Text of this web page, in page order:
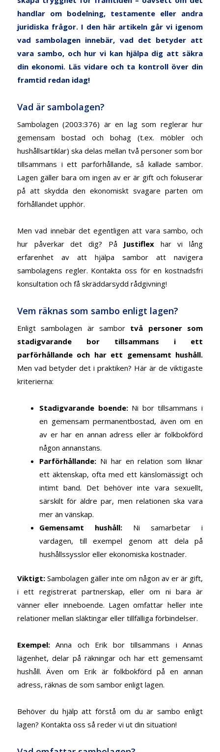
handlar om bodelning, testamente eller andra
juridiska frågor. I den här artikeln går vi igenom
vad sambolagen innebär, vad det betyder att
vara sambo, och hur vi kan hjälpa dig att säkra
din ekonomi. Läs vidare och ta kontroll över din
framtid redan idag!
Vad är sambolagen?
Sambolagen (2003:376) är en lag som reglerar hur
gemensam bostad och bohag (t.ex. möbler och
hushållsartiklar) ska delas mellan två personer som bor
tillsammans i ett parförhållande, så kallade sambor.
Lagen gäller bara om ingen av er är gift och fokuserar
på att skydda den ekonomiskt svagare parten om
förhållandet upphör.
Men vad innebär det egentligen att vara sambo, och
hur påverkar det dig? På Justiflex
har vi lång
erfarenhet av att hjälpa sambor att navigera
sambolagens regler. Kontakta oss för en kostnadsfri
konsultation och få skräddarsydd rådgivning!
Vem räknas som sambo enligt lagen?
Enligt sambolagen är sambor två personer som
stadigvarande bor tillsammans i ett
parförhållande och har ett gemensamt hushåll.
Men vad betyder det i praktiken? Här är de viktigaste
kriterierna:
Stadigvarande boende:Ni bor tillsammans i
en gemensam permanentbostad, även om en
av er har en annan adress eller är folkbokförd
någon annanstans.
Parförhållande: Ni har en relation som liknar
ett äktenskap, ofta med ett känslomässigt och
intimt band. Det behöver inte vara sexuellt,
särskilt för äldre par, men relationen ska vara
mer än vänskap.
Gemensamt hushåll: Ni samarbetar i
vardagen, till exempel genom att dela på
hushållssysslor eller ekonomiska kostnader.
Viktigt: Sambolagen gäller inte om någon av er är gift,
i ett registrerat partnerskap, eller om ni bara är
vänner eller inneboende. Lagen omfattar heller inte
relationer mellan släktingar eller tillfälliga förbindelser.
Exempel: Anna och Erik bor tillsammans i Annas
lägenhet, delar på räkningar och har ett gemensamt
hushåll. Även om Erik är folkbokförd på en annan
adress, räknas de som sambor enligt lagen.
Behöver du hjälp att förstå om du är sambo enligt
lagen? Kontakta oss så reder vi ut din situation!